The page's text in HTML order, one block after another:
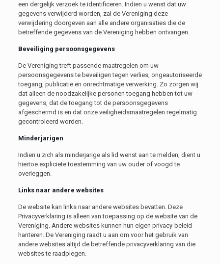
een dergelijk verzoek te identificeren. Indien u wenst dat uw
gegevens verwijderd worden, zal de Vereniging deze
verwijdering doorgeven aan alle andere organisaties die de
betreffende gegevens van de Vereniging hebben ontvangen.
Beveiliging persoonsgegevens
De Vereniging treft passende maatregelen om uw
persoonsgegevens te beveiligen tegen verlies, ongeautoriseerde
toegang, publicatie en onrechtmatige verwerking. Zo zorgen wij
dat alleen de noodzakelijke personen toegang hebben tot uw
gegevens, dat de toegang tot de persoonsgegevens
afgeschermd is en dat onze veiligheidsmaatregelen regelmatig
gecontroleerd worden.
Minderjarigen
Indien u zich als minderjarige als lid wenst aan te melden, dient u
hiertoe expliciete toestemming van uw ouder of voogd te
overleggen.
Links naar andere websites
De website kan links naar andere websites bevatten. Deze
Privacyverklaring is alleen van toepassing op de website van de
Vereniging. Andere websites kunnen hun eigen privacy-beleid
hanteren. De Vereniging raadt u aan om voor het gebruik van
andere websites altijd de betreffende privacyverklaring van die
websites te raadplegen.